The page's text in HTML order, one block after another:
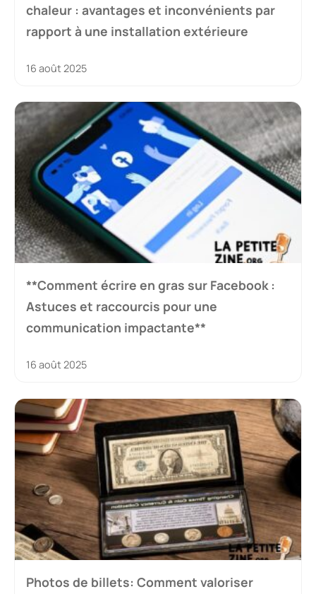
chaleur : avantages et inconvénients par
rapport à une installation extérieure
16 août 2025
**Comment écrire en gras sur Facebook :
Astuces et raccourcis pour une
communication impactante**
16 août 2025
Photos de billets: Comment valoriser